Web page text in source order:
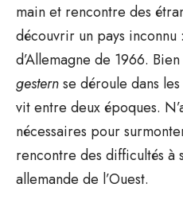
main et rencontre des
découvrir un pays inconnu
d’Allemagne de 1966.
gesternse déroule dans
vit entre deux époques.
nécessaires pour
rencontre des difficultés à
allemande de l’Ouest.